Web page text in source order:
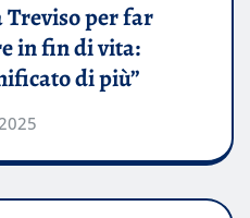
Treviso per far
in fin di vita:
di più”